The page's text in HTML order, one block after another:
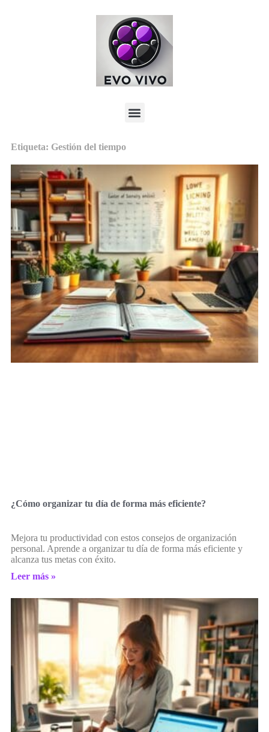
Etiqueta: Gestión del tiempo
¿Cómo organizar tu día de forma más eficiente?
Mejora tu productividad con estos consejos de organización
personal. Aprende a organizar tu día de forma más eficiente y
alcanza tus metas con éxito.
Leer más »